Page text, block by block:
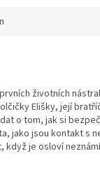
životních
Elišky, její
o tom, jak si
jako jsou kontakt s
když je osloví